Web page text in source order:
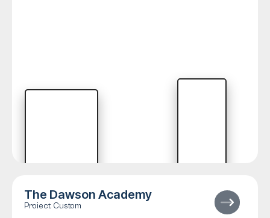
The Dawson Academy
Proiect Custom